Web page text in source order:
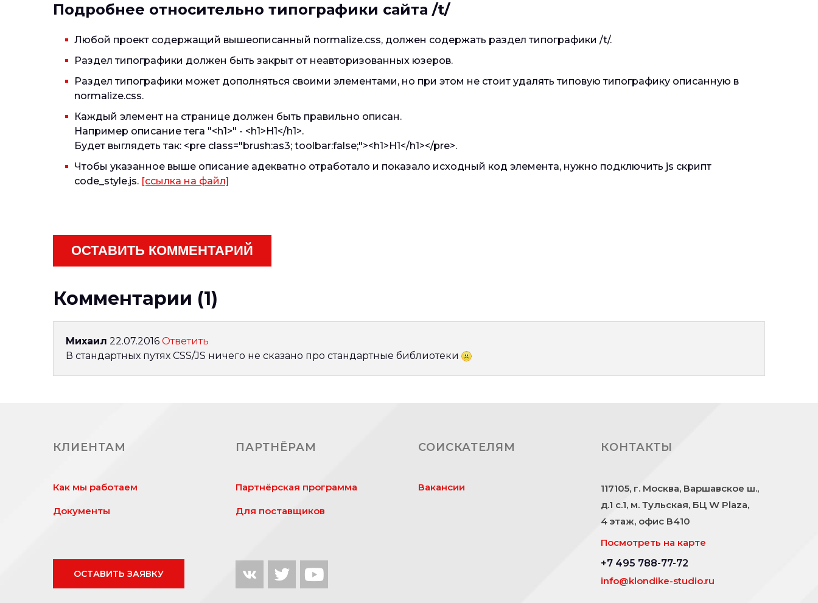
Подробнее относительно типографики сайта /t/
Любой проект содержащий вышеописанный normalize.css, должен содержать раздел типографики /t/.
Раздел типографики должен быть закрыт от неавторизованных юзеров.
Раздел типографики может дополняться своими элементами, но при этом не стоит удалять типовую типографику описанную в
normalize.css.
Каждый элемент на странице должен быть правильно описан.
Например описание тега "<h1>" - <h1>H1</h1>.
Будет выглядеть так: <pre class="brush:as3; toolbar:false;"><h1>H1</h1></pre>.
Чтобы указанное выше описание адекватно отработало и показало исходный код элемента, нужно подключить js скрипт
code_style.js. [ссылка на файл]
ОСТАВИТЬ КОММЕНТАРИЙ
Комментарии (1)
Михаил 22.07.2016 Ответить
В стандартных путях CSS/JS ничего не сказано про стандартные библиотеки
КЛИЕНТАМ
Как мы работаем
Документы
ОСТАВИТЬ ЗАЯВКУ
ПАРТНЁРАМ
Партнёрская программа
Для поставщиков
СОИСКАТЕЛЯМ
Вакансии
КОНТАКТЫ
117105, г. Москва, Варшавское ш.,
д.1 с.1, м. Тульская, БЦ W Plaza,
4 этаж, офис В410
Посмотреть на карте
+7 495 788-77-72
info@klondike-studio.ru